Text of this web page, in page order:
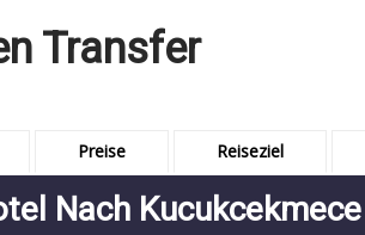
Transfer
Preise Reiseziel
Nach Kucukcekmece